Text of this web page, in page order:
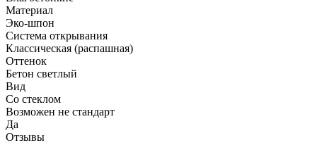
Материал
Эко-шпон
Система открывания
Классическая (распашная)
Оттенок
Бетон светлый
Вид
Со стеклом
Возможен не стандарт
Да
Отзывы